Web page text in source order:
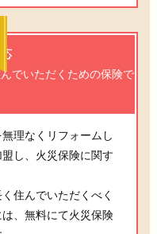
でいただくための保険で
理なくリフォームし
し、火災保険に関す
住んでいただくべく
、無料にて火災保険